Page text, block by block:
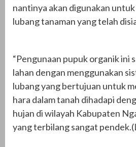
nantinya akan digunakan
lubang tanaman yang telah
“Pengunaan pupuk organik ini
lahan dengan menggunakan
lubang yang bertujuan untuk
hara dalam tanah dihadapi
hujan di wilayah Kabupaten
yang terbilang sangat